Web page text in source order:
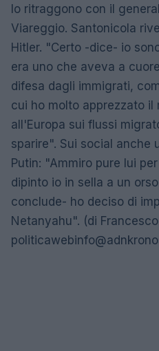
lo ritraggono con il
Viareggio. Santonicola
Hitler. "Certo -dice- io
era uno che aveva a
difesa dagli immigrati,
cui ho molto apprezzato il
all'Europa sui flussi
sparire". Sui social anche
Putin: "Ammiro pure lui
dipinto io in sella a un
conclude- ho deciso di
Netanyahu". (di